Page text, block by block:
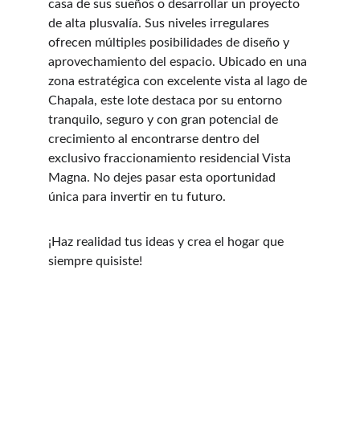
casa de sus sueños o desarrollar un proyecto
de alta plusvalía. Sus niveles irregulares
ofrecen múltiples posibilidades de diseño y
aprovechamiento del espacio. Ubicado en una
zona estratégica con excelente vista al lago de
Chapala, este lote destaca por su entorno
tranquilo, seguro y con gran potencial de
crecimiento al encontrarse dentro del
exclusivo fraccionamiento residencial Vista
Magna. No dejes pasar esta oportunidad
única para invertir en tu futuro.
¡Haz realidad tus ideas y crea el hogar que
siempre quisiste!